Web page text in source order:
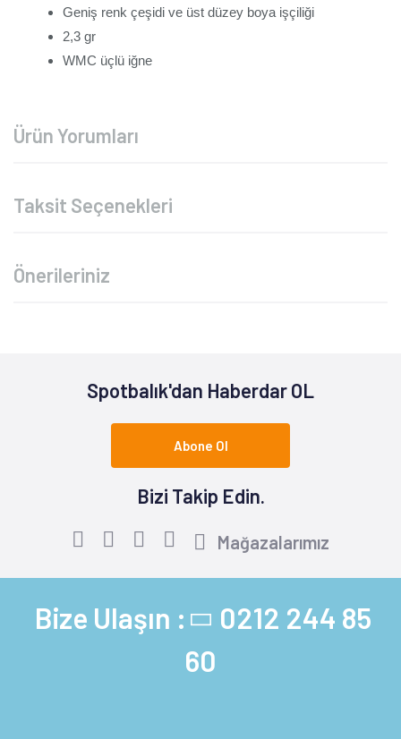
Geniş renk çeşidi ve üst düzey boya işçiliği
2,3 gr
WMC üçlü iğne
Ürün Yorumları
Taksit Seçenekleri
Önerileriniz
Spotbalık'dan Haberdar OL
Abone Ol
Bizi Takip Edin.
Mağazalarımız
Bize Ulaşın : 0212 244 85
60